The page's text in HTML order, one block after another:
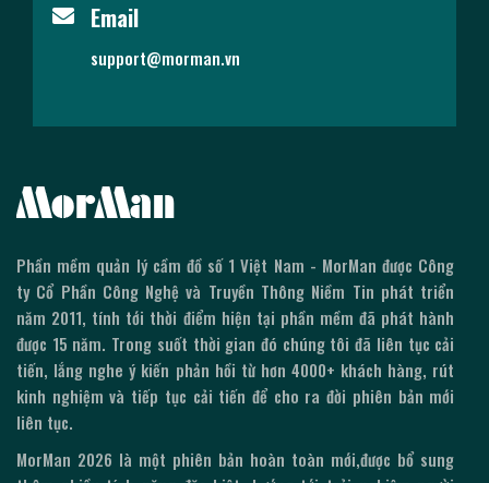
Email
support@morman.vn
Phần mềm quản lý cầm đồ số 1 Việt Nam - MorMan được Công
ty Cổ Phần Công Nghệ và Truyền Thông Niềm Tin phát triển
năm 2011, tính tới thời điểm hiện tại phần mềm đã phát hành
được 15 năm. Trong suốt thời gian đó chúng tôi đã liên tục cải
tiến, lắng nghe ý kiến phản hồi từ hơn 4000+ khách hàng, rút
kinh nghiệm và tiếp tục cải tiến để cho ra đời phiên bản mới
liên tục.
MorMan 2026 là một phiên bản hoàn toàn mới,được bổ sung